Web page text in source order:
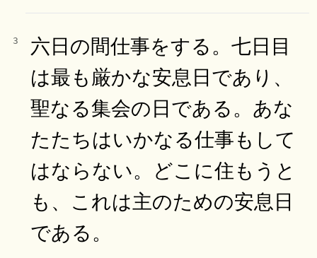
3
六日の間仕事をする。七日目
は最も厳かな安息日であり、
聖なる集会の日である。あな
たたちはいかなる仕事もして
はならない。どこに住もうと
も、これは主のための安息日
である。